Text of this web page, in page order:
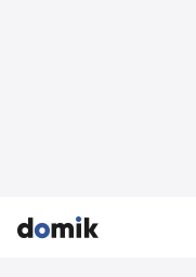


